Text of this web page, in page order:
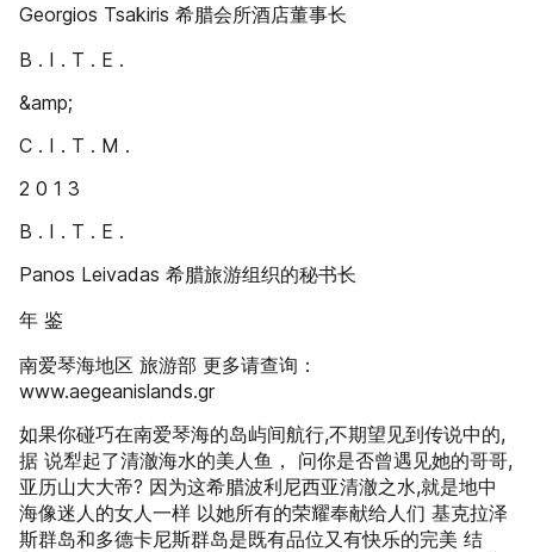
Georgios Tsakiris 希腊会所酒店董事长
B . I . T . E .
&amp;
C . I . T . M .
2 0 1 3
B . I . T . E .
Panos Leivadas 希腊旅游组织的秘书长
年 鉴
南爱琴海地区 旅游部 更多请查询：
www.aegeanislands.gr
如果你碰巧在南爱琴海的岛屿间航行,不期望见到传说中的,
据 说犁起了清澈海水的美人鱼， 问你是否曾遇见她的哥哥,
亚历山大大帝? 因为这希腊波利尼西亚清澈之水,就是地中
海像迷人的女人一样 以她所有的荣耀奉献给人们 基克拉泽
斯群岛和多德卡尼斯群岛是既有品位又有快乐的完美 结